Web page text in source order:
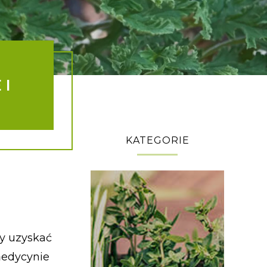
I
uzyskać
KATEGORIE